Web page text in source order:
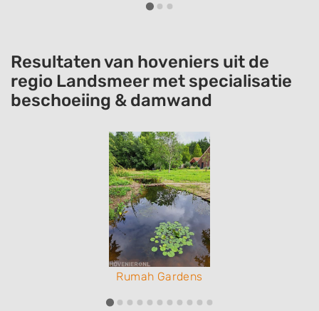
Resultaten van hoveniers uit de
regio Landsmeer met specialisatie
beschoeiing & damwand
Rumah Gardens